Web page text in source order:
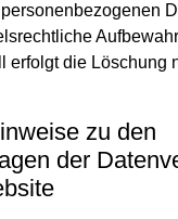
erfolgt die Löschung
zu den
der